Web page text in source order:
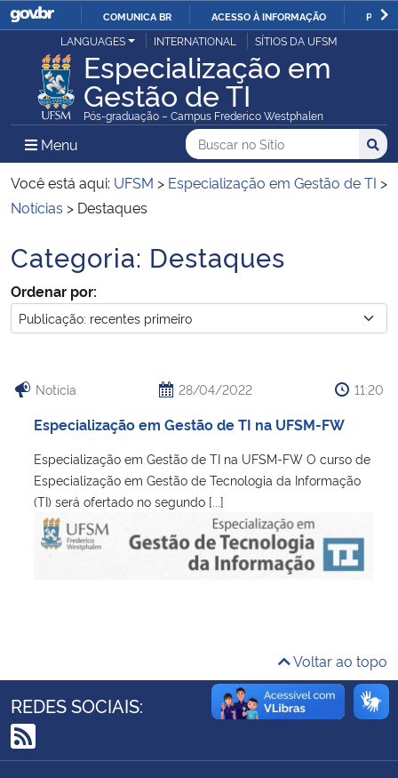
IR
PARA
O
CONTEÚDO
COMUNICA BR ACESSO À INFORMAÇÃO
Ministério da Justiça e Segurança Pública
Ministério da Defesa
Ministério das Relações Exteriores
Ministério da Infraestrutura
Ministério da Agricultura, Pecuária e Abastecimento
Ministério da Saúde
Ministério de Minas e Energia
Ministério da Ciência, Tecnologia, Inovações e Comunicações
Controladoria-Geral da União
LANGUAGES INTERNATIONAL SÍTIOS DA UFSM
Especialização em
Gestão de TI
Pós-graduação – Campus Frederico Westphalen
Menu Menu Principal do Sítio
Busca
Buscar no no Sítio
Busca:
Você está aqui: UFSM > Especialização em Gestão de TI >
Notícias > Destaques
Início do conteúdo
Categoria: Destaques
Ordenar por:
Notícia 28/04/2022 11:20
Especialização em Gestão de TI na UFSM-FW
Especialização em Gestão de TI na UFSM-FW O curso de
Especialização em Gestão de Tecnologia da Informação
(TI) será ofertado no segundo [...]
Voltar ao topo
REDES SOCIAIS:
RSS